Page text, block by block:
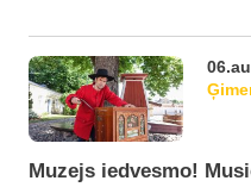
Muzejs iedvesmo!